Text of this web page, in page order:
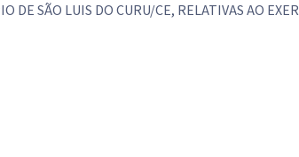
DE SÃO LUIS DO CURU/CE, RELATIVAS AO